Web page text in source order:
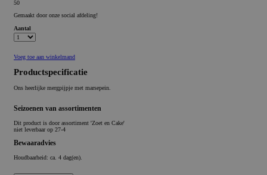
50
Gemaakt door onze social afdeling!
Aantal
Voeg toe aan winkelmand
Productspecificatie
Ons heerlijke mergpijpje met marsepein.
Seizoenen van assortimenten
Dit product is door assortiment 'Zoet en Cake'
niet leverbaar op 27-4
Bewaaradvies
Houdbaarheid: ca. 4 dag(en).